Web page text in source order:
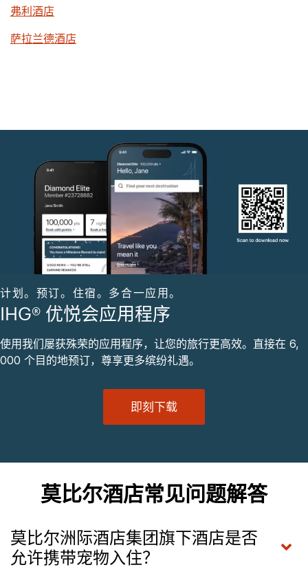
弗利酒店
萨拉兰德酒店
计划。预订。住宿。多合一应用。
IHG® 优悦会应用程序
使用我们屡获殊荣的应用程序，让您的旅行更高效。直接在 6,
000 个目的地预订，尊享更多缤纷礼遇。
即刻下载
莫比尔酒店常见问题解答
莫比尔洲际酒店集团旗下酒店是否
允许携带宠物入住？